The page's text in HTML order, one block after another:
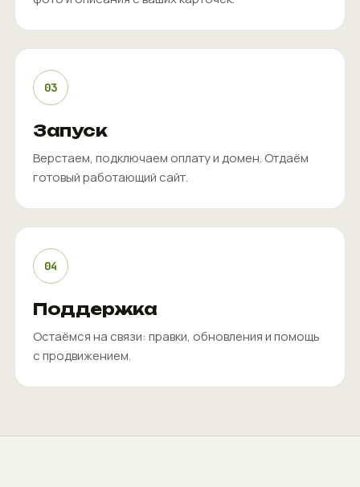
03
Запуск
Верстаем, подключаем оплату и домен. Отдаём
готовый работающий сайт.
04
Поддержка
Остаёмся на связи: правки, обновления и помощь
с продвижением.